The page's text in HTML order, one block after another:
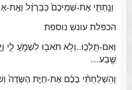
וְנָֽתַתִּ֤י אֶת-שְׁמֵיכֶם֙ כַּבַּרְזֶ֔ל
הכפלת עונש נוספת
וְאִם-תֵּֽלְכ֤וּ..וְלֹ֥א תֹאב֖וּ לִשְׁמֹ֣עַֽ לִ֑י
שֶׁ֖בַע…
וְהִשְׁלַחְתִּ֨י בָכֶ֜ם אֶת-חַיַּ֤ת הַשָּׂדֶה֙